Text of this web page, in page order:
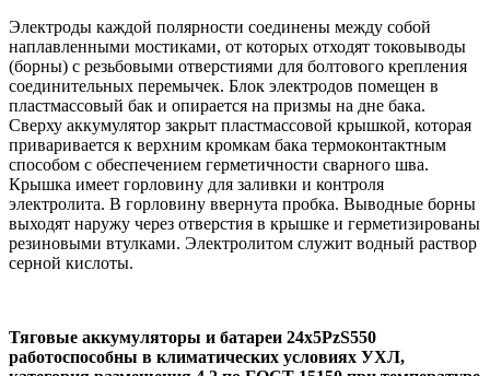
Электроды каждой полярности соединены между собой
наплавленными мостиками, от которых отходят токовыводы
(борны) с резьбовыми отверстиями для болтового крепления
соединительных перемычек. Блок электродов помещен в
пластмассовый бак и опирается на призмы на дне бака.
Сверху аккумулятор закрыт пластмассовой крышкой, которая
приваривается к верхним кромкам бака термоконтактным
способом с обеспечением герметичности сварного шва.
Крышка имеет горловину для заливки и контроля
электролита. В горловину ввернута пробка. Выводные борны
выходят наружу через отверстия в крышке и герметизированы
резиновыми втулками. Электролитом служит водный раствор
серной кислоты.
Тяговые аккумуляторы и батареи 24х5PzS550
работоспособны в климатических условиях УХЛ,